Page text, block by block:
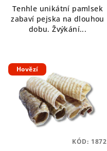
Tenhle unikátní pamlsek
zabaví pejska na dlouhou
dobu. Žvýkání...
Hovězí
KÓD: 1872